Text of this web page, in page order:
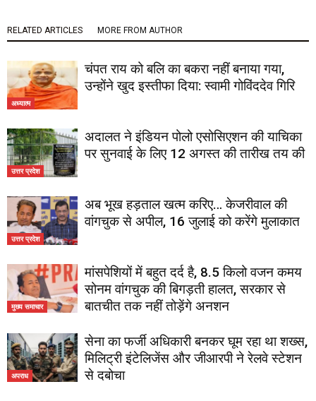
RELATED ARTICLES MORE FROM AUTHOR
अध्यात्म
चंपत राय को बलि का बकरा नहीं बनाया गया,
उन्होंने खुद इस्तीफा दिया: स्वामी गोविंददेव गिरि
उत्तर प्रदेश
अदालत ने इंडियन पोलो एसोसिएशन की याचिका
पर सुनवाई के लिए 12 अगस्त की तारीख तय की
उत्तर प्रदेश
अब भूख हड़ताल खत्म करिए… केजरीवाल की
वांगचुक से अपील, 16 जुलाई को करेंगे मुलाकात
मुख्य समाचार
मांसपेशियों में बहुत दर्द है, 8.5 किलो वजन कमय
सोनम वांगचुक की बिगड़ती हालत, सरकार से
बातचीत तक नहीं तोड़ेंगे अनशन
अपराध
सेना का फर्जी अधिकारी बनकर घूम रहा था शख्स,
मिलिट्री इंटेलिजेंस और जीआरपी ने रेलवे स्टेशन
से दबोचा